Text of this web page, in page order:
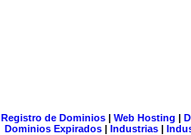
Registro de Dominios| Web Hosting |
Dominios Expirados | Industrias |